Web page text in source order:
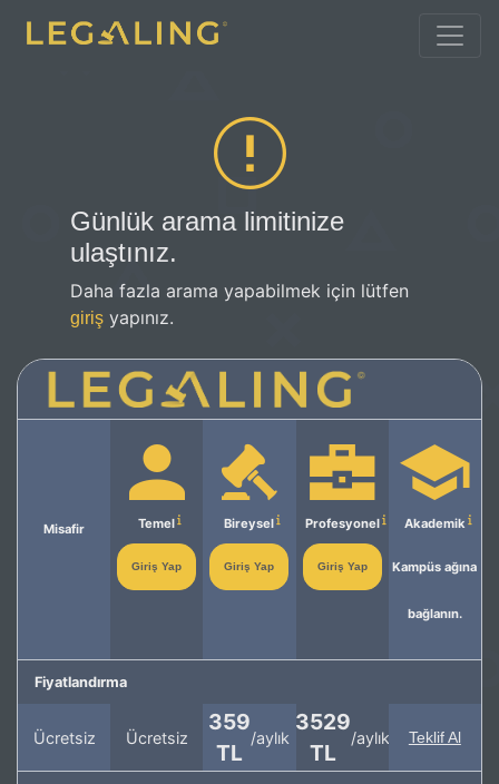
Günlük arama limitinize
ulaştınız.
Daha fazla arama yapabilmek için lütfen
giriş yapınız.
Misafir Temel
Giriş Yap
Bireysel
Giriş Yap
Profesyonel
Giriş Yap
Akademik
Kampüs ağına
bağlanın.
Fiyatlandırma
Ücretsiz Ücretsiz
359
TL
/aylık
3529
TL
/aylık Teklif Al